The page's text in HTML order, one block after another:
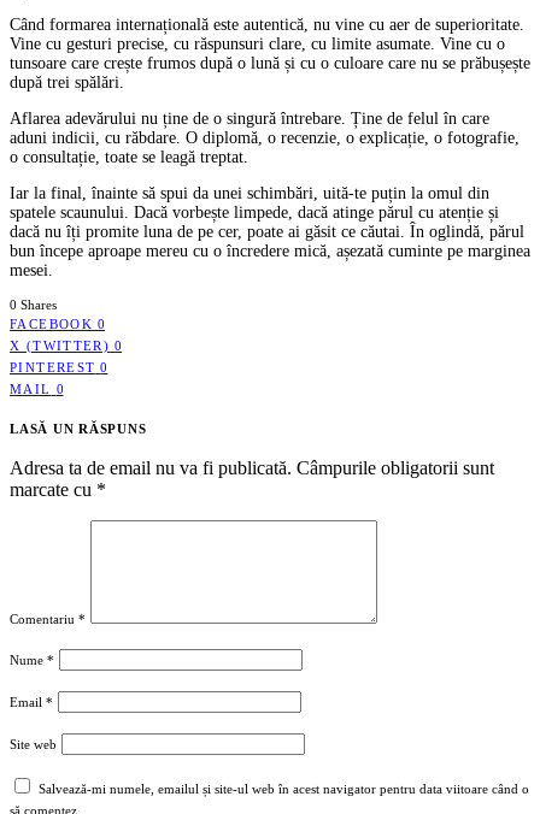
Când formarea internațională este autentică, nu vine cu aer de superioritate.
Vine cu gesturi precise, cu răspunsuri clare, cu limite asumate. Vine cu o
tunsoare care crește frumos după o lună și cu o culoare care nu se prăbușește
după trei spălări.
Aflarea adevărului nu ține de o singură întrebare. Ține de felul în care
aduni indicii, cu răbdare. O diplomă, o recenzie, o explicație, o fotografie,
o consultație, toate se leagă treptat.
Iar la final, înainte să spui da unei schimbări, uită-te puțin la omul din
spatele scaunului. Dacă vorbește limpede, dacă atinge părul cu atenție și
dacă nu îți promite luna de pe cer, poate ai găsit ce căutai. În oglindă, părul
bun începe aproape mereu cu o încredere mică, așezată cuminte pe marginea
mesei.
0 Shares
FACEBOOK 0
X (TWITTER) 0
PINTEREST 0
MAIL 0
LASĂ UN RĂSPUNS
Adresa ta de email nu va fi publicată. Câmpurile obligatorii sunt
marcate cu *
Comentariu *
Nume *
Email *
Site web
Salvează-mi numele, emailul și site-ul web în acest navigator pentru data viitoare când o
să comentez.